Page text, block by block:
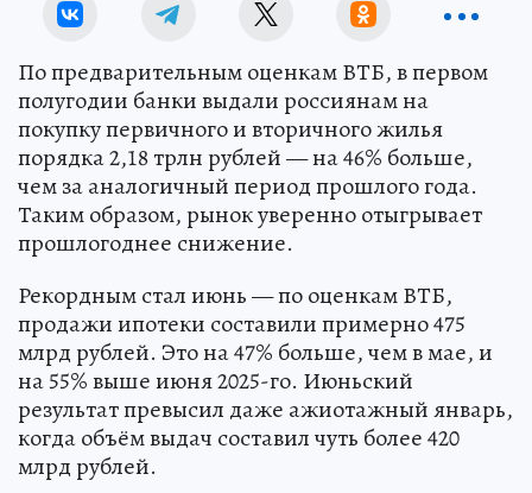
По предварительным оценкам ВТБ, в первом
полугодии банки выдали россиянам на
покупку первичного и вторичного жилья
порядка 2,18 трлн рублей — на 46% больше,
чем за аналогичный период прошлого года.
Таким образом, рынок уверенно отыгрывает
прошлогоднее снижение.
Рекордным стал июнь — по оценкам ВТБ,
продажи ипотеки составили примерно 475
млрд рублей. Это на 47% больше, чем в мае, и
на 55% выше июня 2025-го. Июньский
результат превысил даже ажиотажный январь,
когда объём выдач составил чуть более 420
млрд рублей.